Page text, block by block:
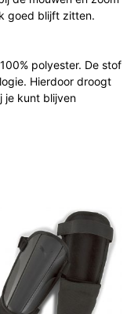
goed blijft zitten.
polyester. De stof
Hierdoor droogt
je kunt blijven